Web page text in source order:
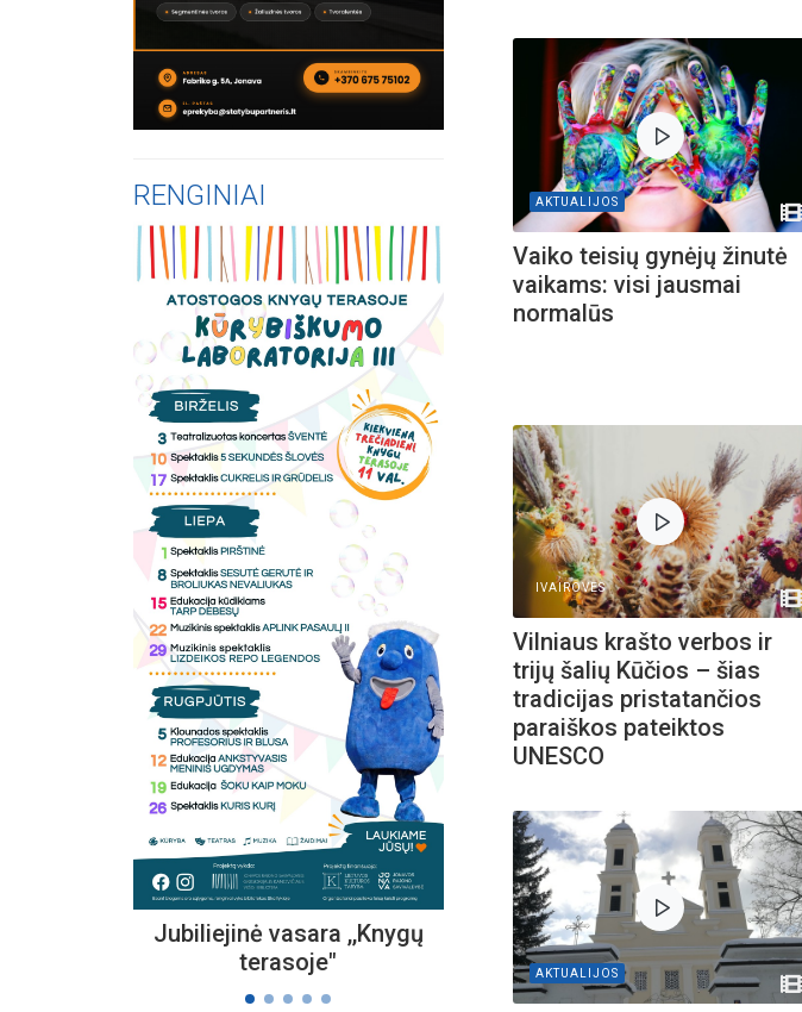
RENGINIAI
Jubiliejinė vasara ,,Knygų
terasoje"
Kviečiame aplankyti parodą
„Nusišypsok mums,
Viešpatie“. Legendinio
spektaklio kelionė“
AKTUALIJOS
Vaiko teisių gynėjų žinutė
vaikams: visi jausmai
normalūs
IVAIROVES
Vilniaus krašto verbos ir
trijų šalių Kūčios – šias
tradicijas pristatančios
paraiškos pateiktos
UNESCO
AKTUALIJOS